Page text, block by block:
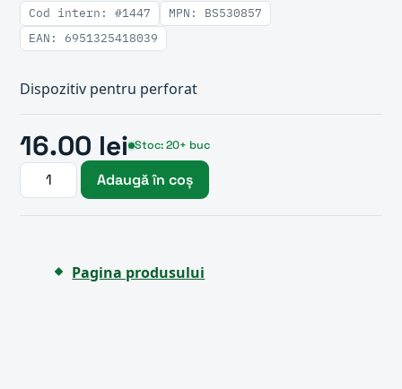
Cod intern: #1447
MPN: BS530857
EAN: 6951325418039
Dispozitiv pentru perforat
16.00 lei Stoc: 20+ buc
Adaugă în coș
Pagina produsului